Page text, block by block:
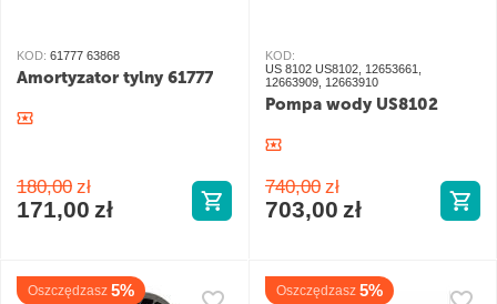
KOD: 61777 63868
Amortyzator tylny 61777
180,00 zł
171,00 zł
KOD:
US 8102 US8102, 12653661,
12663909, 12663910
Pompa wody US8102
740,00 zł
703,00 zł
Oszczędzasz 5% Oszczędzasz 5%